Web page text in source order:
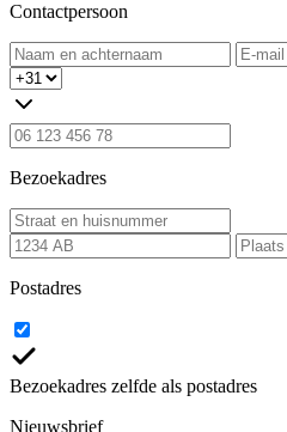
Contactpersoon
Bezoekadres
Postadres
Bezoekadres zelfde als postadres
Nieuwsbrief